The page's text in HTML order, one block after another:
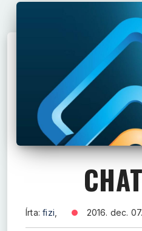
Írta:fizi 2016. dec. 07.